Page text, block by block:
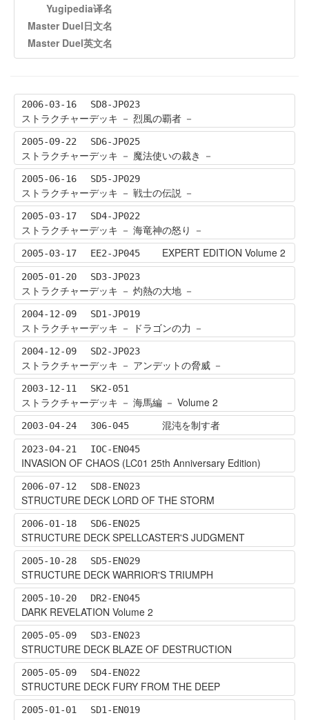
Yugipedia译名
Master Duel日文名
Master Duel英文名
2006-03-16 SD8-JP023
ストラクチャーデッキ － 烈風の覇者 －
2005-09-22 SD6-JP025
ストラクチャーデッキ － 魔法使いの裁き －
2005-06-16 SD5-JP029
ストラクチャーデッキ － 戦士の伝説 －
2005-03-17 SD4-JP022
ストラクチャーデッキ － 海竜神の怒り －
2005-03-17 EE2-JP045 EXPERT EDITION Volume 2
2005-01-20 SD3-JP023
ストラクチャーデッキ － 灼熱の大地 －
2004-12-09 SD1-JP019
ストラクチャーデッキ － ドラゴンの力 －
2004-12-09 SD2-JP023
ストラクチャーデッキ － アンデットの脅威 －
2003-12-11 SK2-051
ストラクチャーデッキ － 海馬編 － Volume 2
2003-04-24 306-045 混沌を制す者
2023-04-21 IOC-EN045
INVASION OF CHAOS (LC01 25th Anniversary Edition)
2006-07-12 SD8-EN023
STRUCTURE DECK LORD OF THE STORM
2006-01-18 SD6-EN025
STRUCTURE DECK SPELLCASTER'S JUDGMENT
2005-10-28 SD5-EN029
STRUCTURE DECK WARRIOR'S TRIUMPH
2005-10-20 DR2-EN045
DARK REVELATION Volume 2
2005-05-09 SD3-EN023
STRUCTURE DECK BLAZE OF DESTRUCTION
2005-05-09 SD4-EN022
STRUCTURE DECK FURY FROM THE DEEP
2005-01-01 SD1-EN019